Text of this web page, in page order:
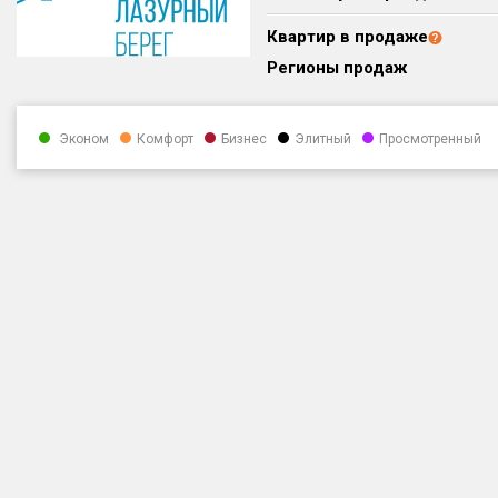
Квартир в продаже
Регионы продаж
Эконом Комфорт Бизнес Элитный Просмотренный